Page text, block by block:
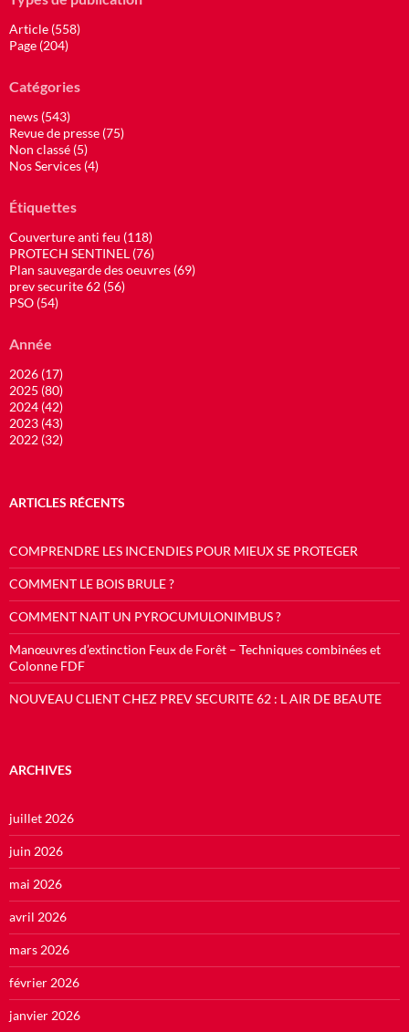
Article (558)
Page (204)
Catégories
news (543)
Revue de presse (75)
Non classé (5)
Nos Services (4)
Étiquettes
Couverture anti feu (118)
PROTECH SENTINEL (76)
Plan sauvegarde des oeuvres (69)
prev securite 62 (56)
PSO (54)
Année
2026 (17)
2025 (80)
2024 (42)
2023 (43)
2022 (32)
ARTICLES RÉCENTS
COMPRENDRE LES INCENDIES POUR MIEUX SE PROTEGER
COMMENT LE BOIS BRULE ?
COMMENT NAIT UN PYROCUMULONIMBUS ?
Manœuvres d’extinction Feux de Forêt – Techniques combinées et
Colonne FDF
NOUVEAU CLIENT CHEZ PREV SECURITE 62 : L AIR DE BEAUTE
ARCHIVES
juillet 2026
juin 2026
mai 2026
avril 2026
mars 2026
février 2026
janvier 2026